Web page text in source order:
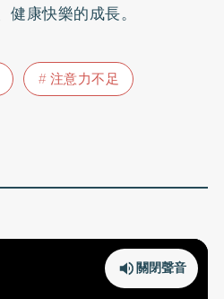
康快樂的成長。
注意力不足
關閉聲音